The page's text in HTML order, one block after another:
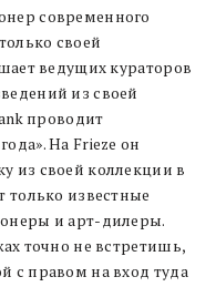
современного
своей
ведущих кураторов
из своей
проводит
На Frieze он
из своей коллекции в
только известные
и арт-дилеры.
точно не встретишь,
c правом на вход туда